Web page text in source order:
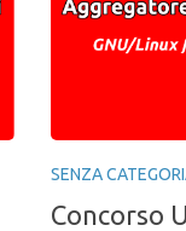
SENZA
Concorso